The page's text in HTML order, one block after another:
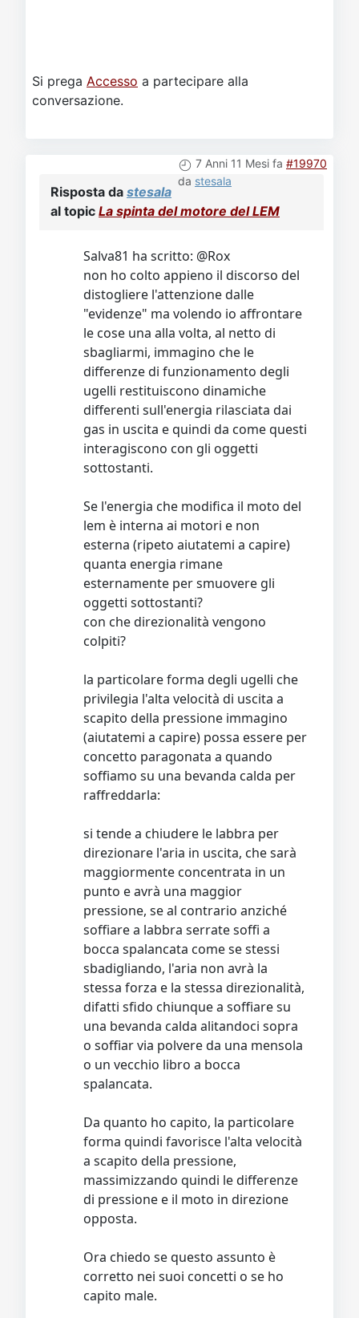
Si prega Accesso a partecipare alla
conversazione.
7 Anni 11 Mesi fa #19970
da stesala
Risposta da stesala
al topic La spinta del motore del LEM
Salva81 ha scritto: @Rox
non ho colto appieno il discorso del
distogliere l'attenzione dalle
"evidenze" ma volendo io affrontare
le cose una alla volta, al netto di
sbagliarmi, immagino che le
differenze di funzionamento degli
ugelli restituiscono dinamiche
differenti sull'energia rilasciata dai
gas in uscita e quindi da come questi
interagiscono con gli oggetti
sottostanti.
Se l'energia che modifica il moto del
lem è interna ai motori e non
esterna (ripeto aiutatemi a capire)
quanta energia rimane
esternamente per smuovere gli
oggetti sottostanti?
con che direzionalità vengono
colpiti?
la particolare forma degli ugelli che
privilegia l'alta velocità di uscita a
scapito della pressione immagino
(aiutatemi a capire) possa essere per
concetto paragonata a quando
soffiamo su una bevanda calda per
raffreddarla:
si tende a chiudere le labbra per
direzionare l'aria in uscita, che sarà
maggiormente concentrata in un
punto e avrà una maggior
pressione, se al contrario anziché
soffiare a labbra serrate soffi a
bocca spalancata come se stessi
sbadigliando, l'aria non avrà la
stessa forza e la stessa direzionalità,
difatti sfido chiunque a soffiare su
una bevanda calda alitandoci sopra
o soffiar via polvere da una mensola
o un vecchio libro a bocca
spalancata.
Da quanto ho capito, la particolare
forma quindi favorisce l'alta velocità
a scapito della pressione,
massimizzando quindi le differenze
di pressione e il moto in direzione
opposta.
Ora chiedo se questo assunto è
corretto nei suoi concetti o se ho
capito male.